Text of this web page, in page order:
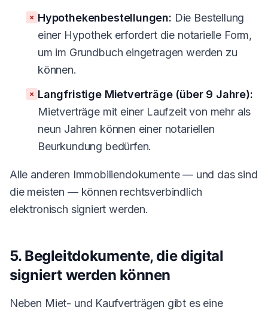
× Hypothekenbestellungen: Die Bestellung
einer Hypothek erfordert die notarielle Form,
um im Grundbuch eingetragen werden zu
können.
× Langfristige Mietverträge (über 9 Jahre):
Mietverträge mit einer Laufzeit von mehr als
neun Jahren können einer notariellen
Beurkundung bedürfen.
Alle anderen Immobiliendokumente — und das sind
die meisten — können rechtsverbindlich
elektronisch signiert werden.
5. Begleitdokumente, die digital
signiert werden können
Neben Miet- und Kaufverträgen gibt es eine